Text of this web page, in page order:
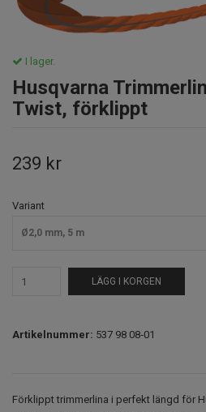
I lager.
Husqvarna
Twist, förklippt
239 kr
Variant
Ø2,0 mm, 5 m
LÄGG I KORGEN
Artikelnummer: 537 98 08‑01
Förklippt trimmerlina i perfekt längd för